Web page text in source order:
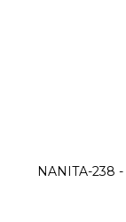
NANITA-238